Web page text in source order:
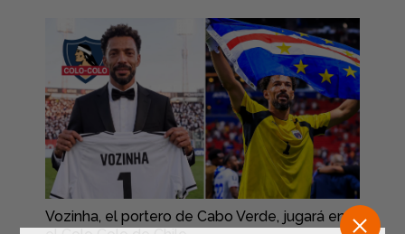
Vozinha, el portero de Cabo Verde, jugará en